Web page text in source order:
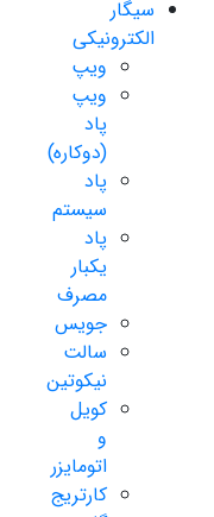
سیگار
الکترونیکی
ویپ
ویپ
پاد
(دوکاره)
پاد
سیستم
پاد
یکبار
مصرف
جویس
سالت
نیکوتین
کویل
و
اتومایزر
کارتریج